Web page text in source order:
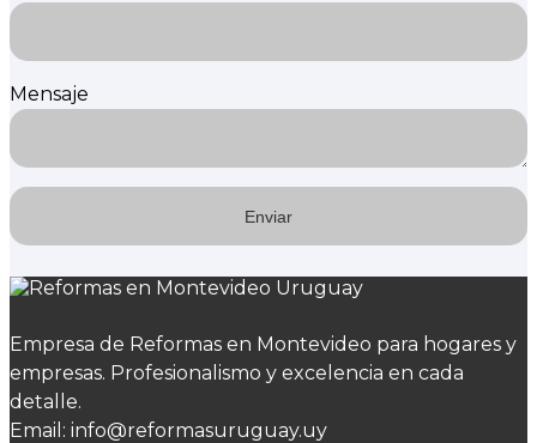
Mensaje
Empresa de Reformas en Montevideo para hogares y
empresas. Profesionalismo y excelencia en cada
detalle.
Email: info@reformasuruguay.uy